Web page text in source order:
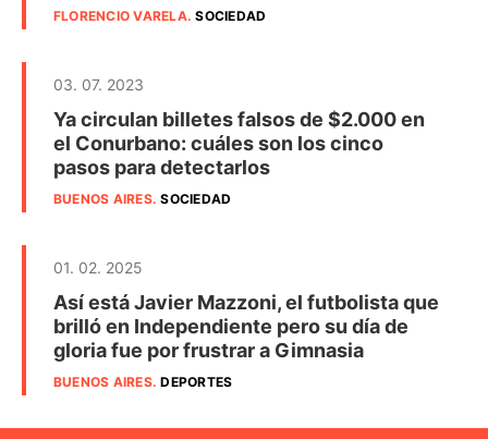
FLORENCIO VARELA.SOCIEDAD
03. 07. 2023
Ya circulan billetes falsos de $2.000 en
el Conurbano: cuáles son los cinco
pasos para detectarlos
BUENOS AIRES.SOCIEDAD
01. 02. 2025
Así está Javier Mazzoni, el futbolista que
brilló en Independiente pero su día de
gloria fue por frustrar a Gimnasia
BUENOS AIRES.DEPORTES